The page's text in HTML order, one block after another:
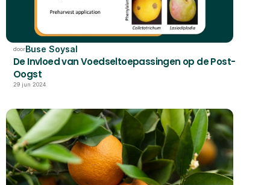
doorBuse Soysal
De Invloed van Voedseltoepassingen op de Post-
Oogst
29 jun 2024